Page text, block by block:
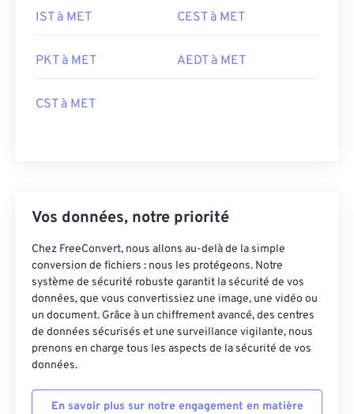
IST à MET CEST à MET
PKT à MET AEDT à MET
CST à MET
Vos données, notre priorité
Chez FreeConvert, nous allons au-delà de la simple
conversion de fichiers : nous les protégeons. Notre
système de sécurité robuste garantit la sécurité de vos
données, que vous convertissiez une image, une vidéo ou
un document. Grâce à un chiffrement avancé, des centres
de données sécurisés et une surveillance vigilante, nous
prenons en charge tous les aspects de la sécurité de vos
données.
En savoir plus sur notre engagement en matière